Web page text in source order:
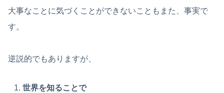
大事なことに気づくことができないこともまた、事実で
す。
逆説的でもありますが、
世界を知ることで